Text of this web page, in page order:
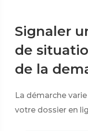
Signaler
de
de la
La démarche
votre dossier en